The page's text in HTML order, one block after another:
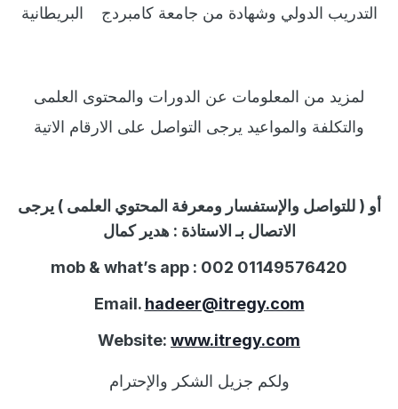
التدريب الدولي وشهادة من جامعة كامبردج
البريطانية
لمزيد من المعلومات عن الدورات والمحتوى العلمى
والتكلفة والمواعيد يرجى التواصل على الارقام الاتية
أو ( للتواصل والإستفسار ومعرفة المحتوي العلمى ) يرجى
الاتصال بـ الاستاذة : هدير كمال
mob & what’s app : 002 01149576420
Email.hadeer@itregy.com
Website:www.itregy.com
ولكم جزيل الشكر والإحترام